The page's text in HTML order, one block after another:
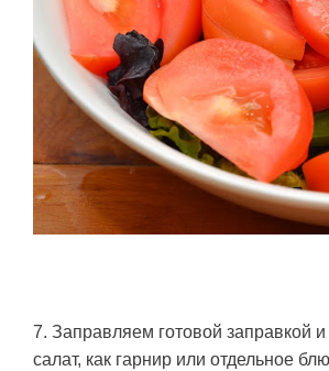
7. Заправляем готовой заправкой
салат, как гарнир или отдельное